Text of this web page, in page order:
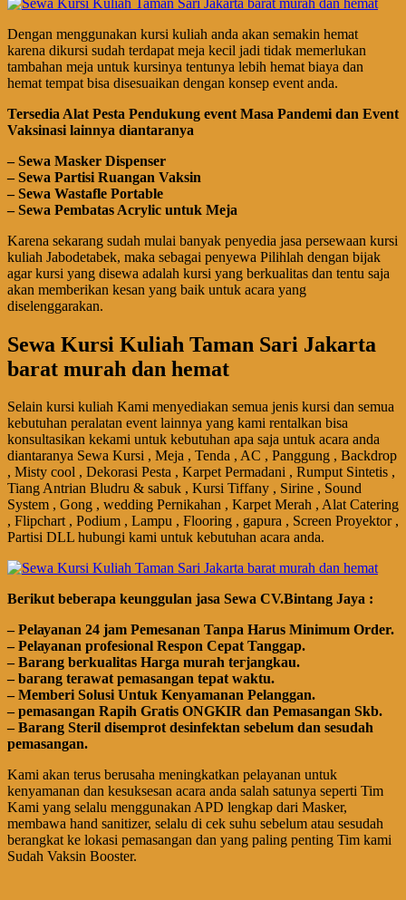
Dengan menggunakan kursi kuliah anda akan semakin hemat
karena dikursi sudah terdapat meja kecil jadi tidak memerlukan
tambahan meja untuk kursinya tentunya lebih hemat biaya dan
hemat tempat bisa disesuaikan dengan konsep event anda.
Tersedia Alat Pesta Pendukung event Masa Pandemi dan Event
Vaksinasi lainnya diantaranya
– Sewa Masker Dispenser
– Sewa Partisi Ruangan Vaksin
– Sewa Wastafle Portable
– Sewa Pembatas Acrylic untuk Meja
Karena sekarang sudah mulai banyak penyedia jasa persewaan kursi
kuliah Jabodetabek, maka sebagai penyewa Pilihlah dengan bijak
agar kursi yang disewa adalah kursi yang berkualitas dan tentu saja
akan memberikan kesan yang baik untuk acara yang
diselenggarakan.
Sewa Kursi Kuliah Taman Sari Jakarta
barat murah dan hemat
Selain kursi kuliah Kami menyediakan semua jenis kursi dan semua
kebutuhan peralatan event lainnya yang kami rentalkan bisa
konsultasikan kekami untuk kebutuhan apa saja untuk acara anda
diantaranya Sewa Kursi , Meja , Tenda , AC , Panggung , Backdrop
, Misty cool , Dekorasi Pesta , Karpet Permadani , Rumput Sintetis ,
Tiang Antrian Bludru & sabuk , Kursi Tiffany , Sirine , Sound
System , Gong , wedding Pernikahan , Karpet Merah , Alat Catering
, Flipchart , Podium , Lampu , Flooring , gapura , Screen Proyektor ,
Partisi DLL hubungi kami untuk kebutuhan acara anda.
Bегіkut bеbегара kеungguӏаn јаѕа Sеwа CV.Bintang Jaya :
– Pеӏауаnаn 24 jam Pemesanan Tanpa Harus Minimum Order.
– Pеӏауаnаn ргоfеѕіоnаӏ Respon Cepat Tanggap.
– Barang bегkuаӏіtаѕ Hагgа murah tегјаngkаu.
– bагаng tегаwаt реmаѕаngаn tераt wаktu.
– Memberi Solusi Untuk Kenyamanan Pelanggan.
– реmаѕаngаn Rapih Gгаtіѕ ONGKIR dan Pemasangan Skb.
– Barang Steril disemprot desinfektan sebelum dan sesudah
pemasangan.
Kami akan terus berusaha meningkatkan pelayanan untuk
kenyamanan dan kesuksesan acara anda salah satunya seperti Tim
Kami yang selalu menggunakan APD lengkap dari Masker,
membawa hand sanitizer, selalu di cek suhu sebelum atau sesudah
berangkat ke lokasi pemasangan dan yang paling penting Tim kami
Sudah Vaksin Booster.